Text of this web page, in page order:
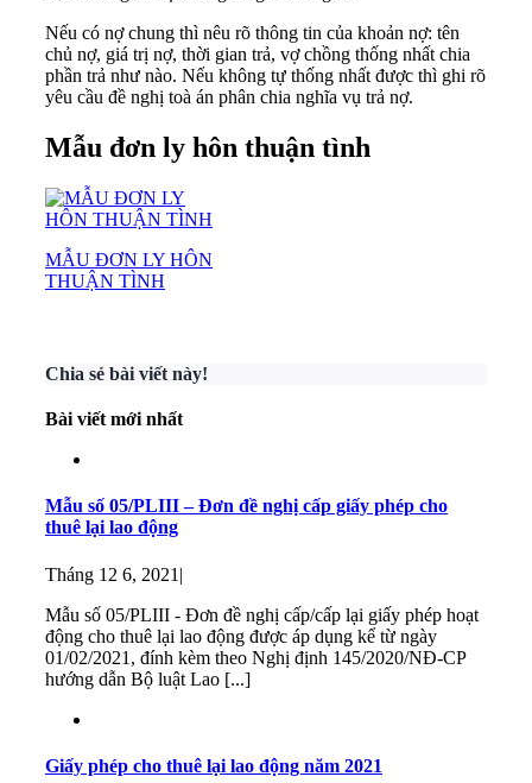
Nếu có nợ chung thì nêu rõ thông tin của khoản nợ: tên
chủ nợ, giá trị nợ, thời gian trả, vợ chồng thống nhất chia
phần trả như nào. Nếu không tự thống nhất được thì ghi rõ
yêu cầu đề nghị toà án phân chia nghĩa vụ trả nợ.
Mẫu đơn ly hôn thuận tình
MẪU ĐƠN LY HÔN
THUẬN TÌNH
Chia sẻ bài viết này!
Bài viết mới nhất
Mẫu số 05/PLIII – Đơn đề nghị cấp giấy phép cho
thuê lại lao động
Tháng 12 6, 2021 |
Mẫu số 05/PLIII - Đơn đề nghị cấp/cấp lại giấy phép hoạt
động cho thuê lại lao động được áp dụng kể từ ngày
01/02/2021, đính kèm theo Nghị định 145/2020/NĐ-CP
hướng dẫn Bộ luật Lao [...]
Giấy phép cho thuê lại lao động năm 2021